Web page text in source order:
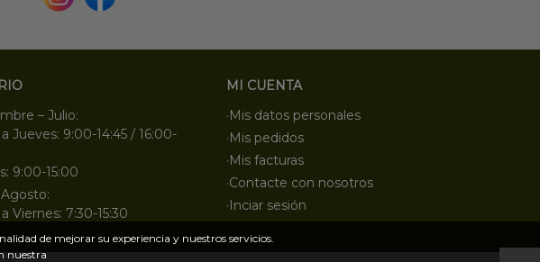
– Julio:
a Jueves: 9:00-14:45 / 16:00-
9:00-15:00
Agosto:
a Viernes: 7:30-15:30
MI CUENTA
·Mis datos personales
·Mis pedidos
·Mis facturas
·Contacte con nosotros
·Inciar sesión
de mejorar su experiencia y nuestros servicios.
nuestra